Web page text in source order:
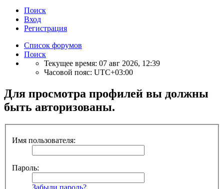
Поиск
Вход
Регистрация
Список форумов
Поиск
Текущее время: 07 авг 2026, 12:39
Часовой пояс: UTC+03:00
Для просмотра профилей вы должны
быть авторизованы.
Имя пользователя:
Пароль:
Забыли пароль?